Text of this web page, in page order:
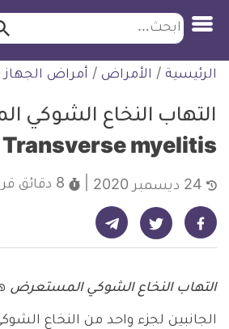
التخطي
للمحتوى
ابحث
الرئيسية / الأمراض / أمراض
التهاب النخاع الشوكي
Transverse myelitis
8 دقائق
شارك على فيسبوك - ديلي ميديكال انفو شارك على تويتر - ديلي ميديكال انفو شارك على تيليجرام - ديلي ميديكال انفو
التهاب النخاع الشوكي المستعرض
الجانبين لجزء واحد من النخاع